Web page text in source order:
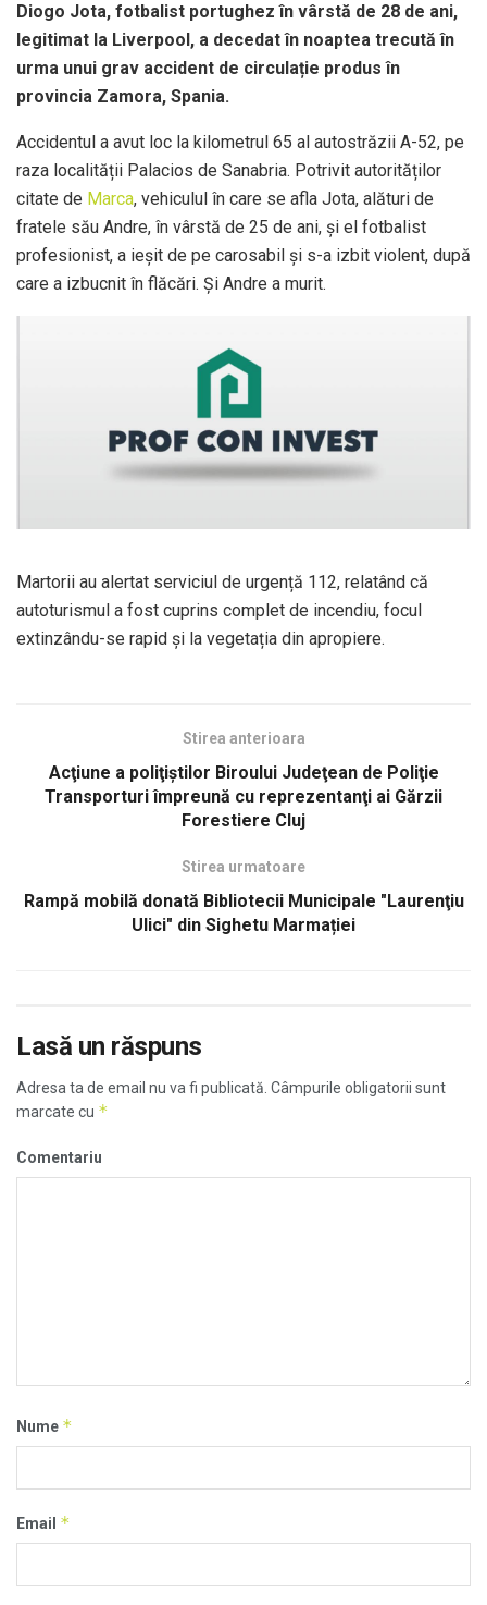
Diogo Jota, fotbalist portughez în vârstă de 28 de ani,
legitimat la Liverpool, a decedat în noaptea trecută în
urma unui grav accident de circulație produs în
provincia Zamora, Spania.
Accidentul a avut loc la kilometrul 65 al autostrăzii A-52, pe
raza localității Palacios de Sanabria. Potrivit autorităților
citate de Marca, vehiculul în care se afla Jota, alături de
fratele său Andre, în vârstă de 25 de ani, și el fotbalist
profesionist, a ieșit de pe carosabil și s-a izbit violent, după
care a izbucnit în flăcări. Și Andre a murit.
Martorii au alertat serviciul de urgență 112, relatând că
autoturismul a fost cuprins complet de incendiu, focul
extinzându-se rapid și la vegetația din apropiere.
Stirea anterioara
Acţiune a poliţiştilor Biroului Judeţean de Poliţie
Transporturi împreună cu reprezentanţi ai Gărzii
Forestiere Cluj
Stirea urmatoare
Rampă mobilă donată Bibliotecii Municipale "Laurenţiu
Ulici" din Sighetu Marmației
Lasă un răspuns
Adresa ta de email nu va fi publicată. Câmpurile obligatorii sunt
marcate cu *
Comentariu
Nume *
Email *